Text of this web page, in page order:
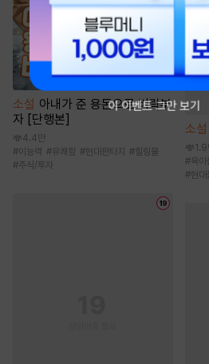
소설 아내가 준 용돈으로 벼락부
자 [단행본]
4.4만
#이능력 #유쾌함 #현대판타지 # 힐링물
#주식/투자
소설
1.9
#육아
#현대
이 이벤트 그만 보기